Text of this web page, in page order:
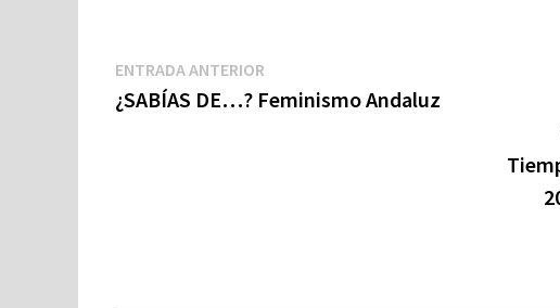
o
o
ky
n p Li
Navegación
de
entradas
ENTRADA ANTERIOR
anterior:
¿SABÍAS DE…? Feminismo Andaluz